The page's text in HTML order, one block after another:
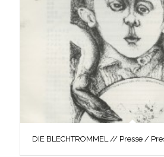
DIE BLECHTROMMEL // Presse /